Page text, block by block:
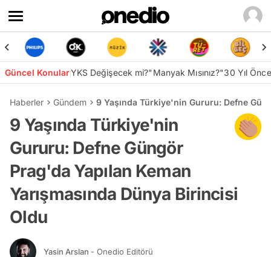
Güncel KonularYKS Değişecek mi?"Manyak Mısınız?"30 Yıl
Haberler Gündem 9 Yaşında Türkiye'nin Gururu: Defne
9 Yaşında Türkiye'nin
Gururu: Defne Güngör
Prag'da Yapılan Keman
Yarışmasında Dünya Birincisi
Oldu
Yasin Arslan - Onedio Editörü